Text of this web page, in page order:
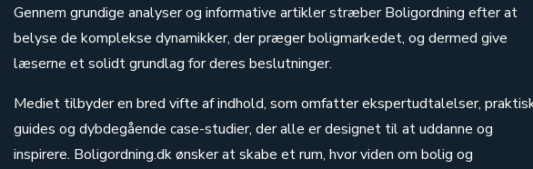
Gennem grundige analyser og informative artikler stræber Boligordning efter at
belyse de komplekse dynamikker, der præger boligmarkedet, og dermed give
læserne et solidt grundlag for deres beslutninger.
Mediet tilbyder en bred vifte af indhold, som omfatter ekspertudtalelser,
guides og dybdegående case-studier, der alle er designet til at uddanne og
inspirere. Boligordning.dk ønsker at skabe et rum, hvor viden om bolig og